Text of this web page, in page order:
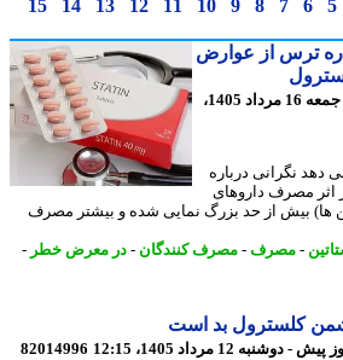
6
7
8
9
10
11
12
13
14
15
ترس از عوارض
2 روز پیش - جمعه 16 مرداد 1405،
نگرانی درباره
مصرف داروهای
بیش از حد بزرگ نمایی شده و بیشتر مصرف
-مصرف- مصرف کنندگان-در معرض خطر-
بد است
82014996